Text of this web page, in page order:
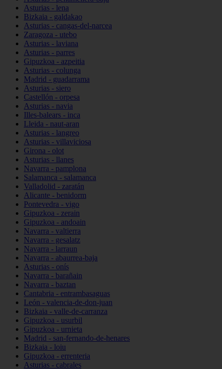
Asturias - lena
Bizkaia - galdakao
Asturias - cangas-del-narcea
Zaragoza - utebo
Asturias - laviana
Asturias - parres
Gipuzkoa - azpeitia
Asturias - colunga
Madrid - guadarrama
Asturias - siero
Castellón - orpesa
Asturias - navia
Illes-balears - inca
Lleida - naut-aran
Asturias - langreo
Asturias - villaviciosa
Girona - olot
Asturias - llanes
Navarra - pamplona
Salamanca - salamanca
Valladolid - zaratán
Alicante - benidorm
Pontevedra - vigo
Gipuzkoa - zerain
Gipuzkoa - andoain
Navarra - valtierra
Navarra - gesalatz
Navarra - larraun
Navarra - abaurrea-baja
Asturias - onís
Navarra - barañain
Navarra - baztan
Cantabria - entrambasaguas
León - valencia-de-don-juan
Bizkaia - valle-de-carranza
Gipuzkoa - usurbil
Gipuzkoa - urnieta
Madrid - san-fernando-de-henares
Bizkaia - loiu
Gipuzkoa - errenteria
Asturias - cabrales